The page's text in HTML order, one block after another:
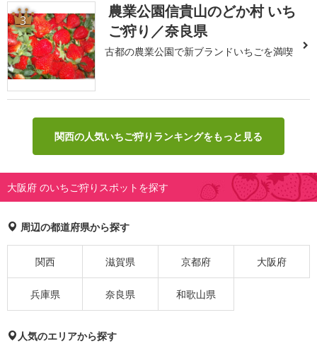
3
農業公園信貴山のどか村 いち
ご狩り／奈良県
古都の農業公園で新ブランドいちごを満喫
関西の人気いちご狩りランキングをもっと見る
大阪府 のいちご狩りスポットを探す
周辺の都道府県から探す
関西 滋賀県 京都府 大阪府
兵庫県 奈良県 和歌山県
人気のエリアから探す